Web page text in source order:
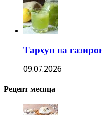
Тархун на
09.07.2026
Рецепт месяца